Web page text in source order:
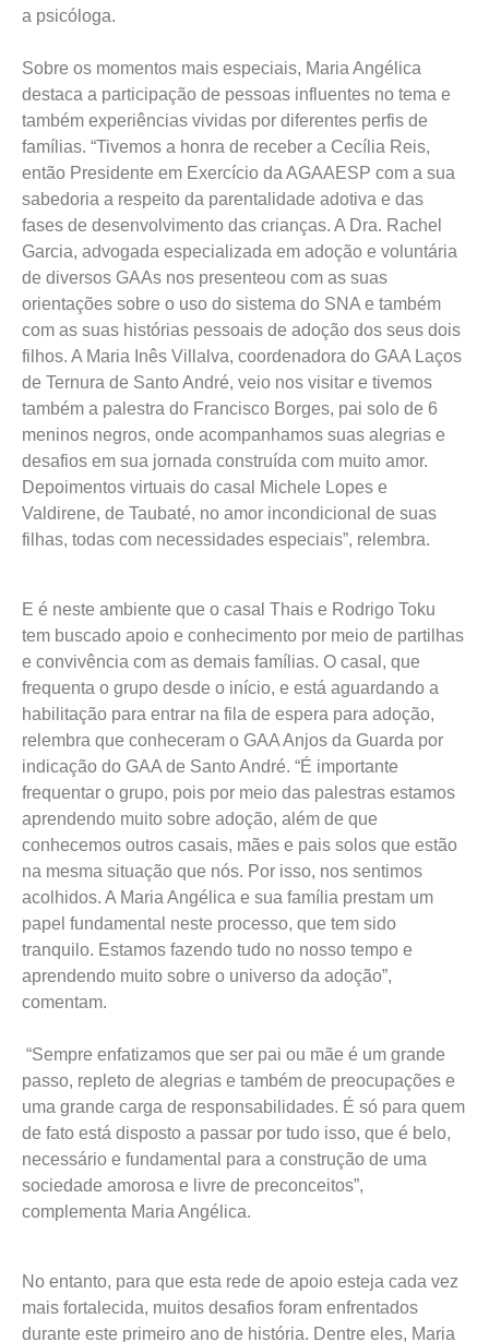
a psicóloga.
Sobre os momentos mais especiais, Maria Angélica
destaca a participação de pessoas influentes no tema e
também experiências vividas por diferentes perfis de
famílias. “Tivemos a honra de receber a Cecília Reis,
então Presidente em Exercício da AGAAESP com a sua
sabedoria a respeito da parentalidade adotiva e das
fases de desenvolvimento das crianças. A Dra. Rachel
Garcia, advogada especializada em adoção e voluntária
de diversos GAAs nos presenteou com as suas
orientações sobre o uso do sistema do SNA e também
com as suas histórias pessoais de adoção dos seus dois
filhos. A Maria Inês Villalva, coordenadora do GAA Laços
de Ternura de Santo André, veio nos visitar e tivemos
também a palestra do Francisco Borges, pai solo de 6
meninos negros, onde acompanhamos suas alegrias e
desafios em sua jornada construída com muito amor.
Depoimentos virtuais do casal Michele Lopes e
Valdirene, de Taubaté, no amor incondicional de suas
filhas, todas com necessidades especiais”, relembra.
E é neste ambiente que o casal Thais e Rodrigo Toku
tem buscado apoio e conhecimento por meio de partilhas
e convivência com as demais famílias. O casal, que
frequenta o grupo desde o início, e está aguardando a
habilitação para entrar na fila de espera para adoção,
relembra que conheceram o GAA Anjos da Guarda por
indicação do GAA de Santo André. “É importante
frequentar o grupo, pois por meio das palestras estamos
aprendendo muito sobre adoção, além de que
conhecemos outros casais, mães e pais solos que estão
na mesma situação que nós. Por isso, nos sentimos
acolhidos. A Maria Angélica e sua família prestam um
papel fundamental neste processo, que tem sido
tranquilo. Estamos fazendo tudo no nosso tempo e
aprendendo muito sobre o universo da adoção”,
comentam.
“Sempre enfatizamos que ser pai ou mãe é um grande
passo, repleto de alegrias e também de preocupações e
uma grande carga de responsabilidades. É só para quem
de fato está disposto a passar por tudo isso, que é belo,
necessário e fundamental para a construção de uma
sociedade amorosa e livre de preconceitos”,
complementa Maria Angélica.
No entanto, para que esta rede de apoio esteja cada vez
mais fortalecida, muitos desafios foram enfrentados
durante este primeiro ano de história. Dentre eles, Maria